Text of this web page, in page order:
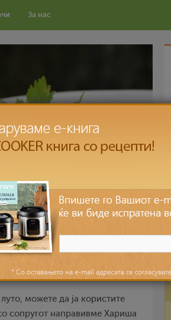
За нас
можете да ја користите
сопругот направивме Хариша